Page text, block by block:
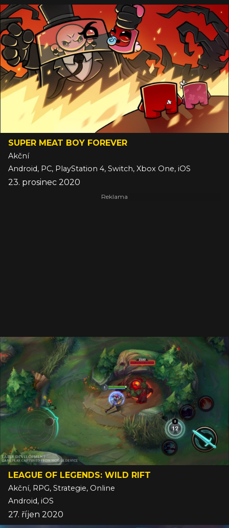
SUPER MEAT BOY FOREVER
Akční
Android, PC, PlayStation 4, Switch, Xbox One, iOS
23. prosinec 2020
LEAGUE OF LEGENDS: WILD RIFT
Akční, RPG, Strategie, Online
Android, iOS
27. říjen 2020